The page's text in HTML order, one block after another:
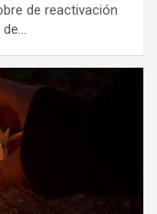
de reactivación
de…